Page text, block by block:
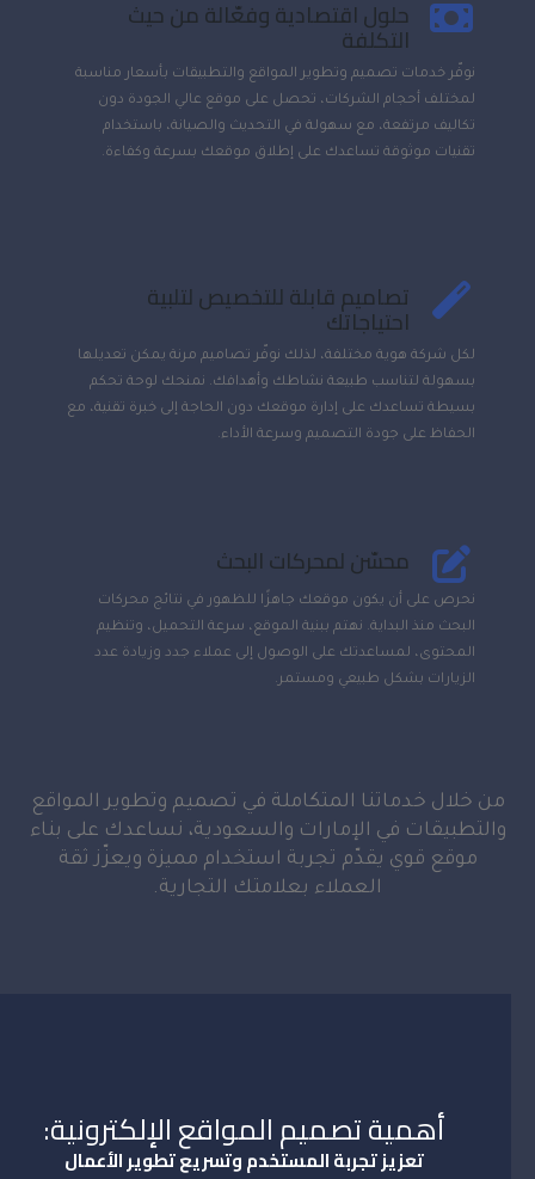
حلول اقتصادية وفعّالة من حيث
التكلفة
نوفّر خدمات تصميم وتطوير المواقع والتطبيقات بأسعار مناسبة
لمختلف أحجام الشركات، تحصل على موقع عالي الجودة دون
تكاليف مرتفعة، مع سهولة في التحديث والصيانة، باستخدام
تقنيات موثوقة تساعدك على إطلاق موقعك بسرعة وكفاءة.
تصاميم قابلة للتخصيص لتلبية
احتياجاتك
لكل شركة هوية مختلفة، لذلك نوفّر تصاميم مرنة يمكن تعديلها
بسهولة لتناسب طبيعة نشاطك وأهدافك. نمنحك لوحة تحكم
بسيطة تساعدك على إدارة موقعك دون الحاجة إلى خبرة تقنية، مع
الحفاظ على جودة التصميم وسرعة الأداء.
محسّن لمحركات البحث
نحرص على أن يكون موقعك جاهزًا للظهور في نتائج محركات
البحث منذ البداية. نهتم ببنية الموقع، سرعة التحميل، وتنظيم
المحتوى، لمساعدتك على الوصول إلى عملاء جدد وزيادة عدد
الزيارات بشكل طبيعي ومستمر.
من خلال خدماتنا المتكاملة في تصميم وتطوير المواقع
والتطبيقات في الإمارات والسعودية، نساعدك على بناء
موقع قوي يقدّم تجربة استخدام مميزة ويعزّز ثقة
العملاء بعلامتك التجارية.
أهمية تصميم المواقع الإلكترونية:
تعزيز تجربة المستخدم وتسريع تطوير الأعمال